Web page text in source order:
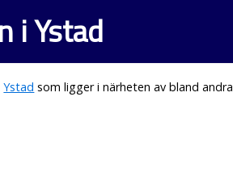
i Ystad
Ystad som ligger i närheten av bland